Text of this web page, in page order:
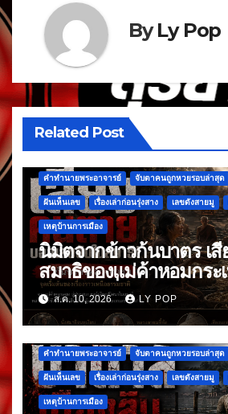
ByLy Pop
Related Post
คำทำนายพระอาจารย์ จับตาคนถูกหวยรอบล่าสุด
ฝันเห็นเลข เรื่องเล่าก่อนรุ่งสาง เลขดังสายมู
เหตุบ้านการเมือง
นิมิตจากข้าวก้นบาตร เสี
สมาธิของแม่ค้าหอมกระ
พริกแห้ง ที่มาหลังจากข้
แรก
ส.ค. 10, 2026 LY POP
คำทำนายพระอาจารย์ จับตาคนถูกหวยรอบล่าสุด
ฝันเห็นเลข เรื่องเล่าก่อนรุ่งสาง เลขดังสายมู
เหตุบ้านการเมือง